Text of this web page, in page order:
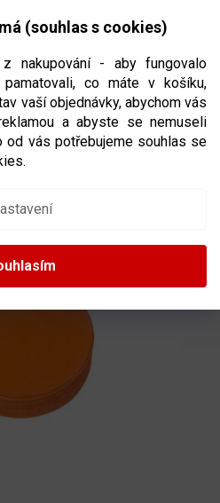
(souhlas s cookies)
nakupování - aby fungovalo
co máte v košíku,
vaší objednávky, abychom vás
a abyste se nemuseli
od vás potřebujeme souhlas se
NÁKUPNÍ
ORANŽOVÝ